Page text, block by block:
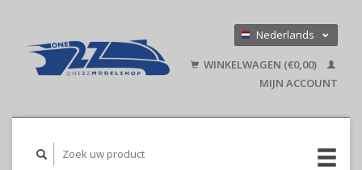
Nederlands
English
WINKELWAGEN (€0,00)
MIJN ACCOUNT